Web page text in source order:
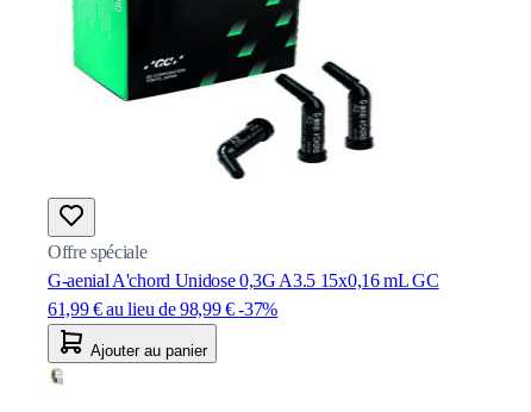
Offre spéciale
G-aenial A'chord Unidose 0,3G A3.5 15x0,16 mL GC
61,99 € au lieu de 98,99 € -37%
Ajouter au panier